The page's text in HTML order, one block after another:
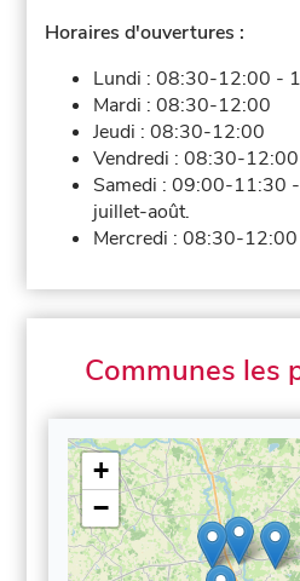
Horaires d'ouvertures :
Lundi :08:30-12:00 -
Mardi :08:30-12:00
Jeudi :08:30-12:00
Vendredi :08:30-12:00
Samedi :09:00-11:30
juillet-août.
Mercredi :08:30-12:00
Communes les
+
−